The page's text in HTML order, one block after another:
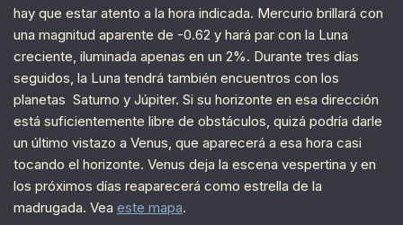
hay que estar atento a la hora indicada. Mercurio brillará con
una magnitud aparente de -0.62 y hará par con la Luna
creciente, iluminada apenas en un 2%. Durante tres días
seguidos, la Luna tendrá también encuentros con los
planetas Saturno y Júpiter. Si su horizonte en esa dirección
está suficientemente libre de obstáculos, quizá podría darle
un último vistazo a Venus, que aparecerá a esa hora casi
tocando el horizonte. Venus deja la escena vespertina y en
los próximos días reaparecerá como estrella de la
madrugada. Vea este mapa.